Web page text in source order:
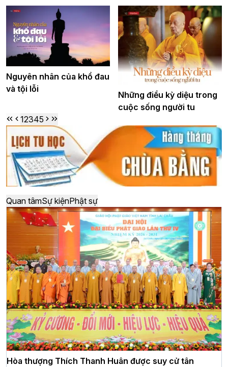
Nguyên nhân của khổ đau
và tội lỗi
Những điều kỳ diệu trong
cuộc sống người tu
12345
Quan tâmSự kiệnPhật sự
Hòa thượng Thích Thanh Huân được suy cử tân